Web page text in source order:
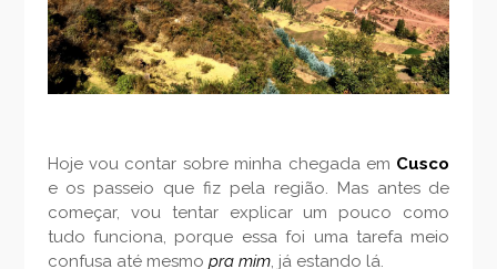
Hoje vou contar sobre minha chegada em Cusco
e os passeio que fiz pela região. Mas antes de
começar, vou tentar explicar um pouco como
tudo funciona, porque essa foi uma tarefa meio
confusa até mesmo pra mim, já estando lá.